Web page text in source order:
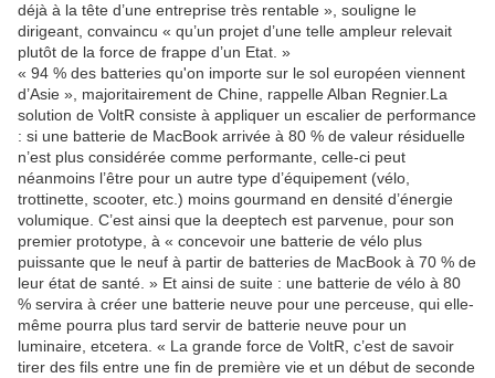
déjà à la tête d’une entreprise très rentable », souligne le
dirigeant, convaincu « qu’un projet d’une telle ampleur relevait
plutôt de la force de frappe d’un Etat. »
« 94 % des batteries qu'on importe sur le sol européen viennent
d’Asie », majoritairement de Chine, rappelle Alban Regnier.La
solution de VoltR consiste à appliquer un escalier de performance
: si une batterie de MacBook arrivée à 80 % de valeur résiduelle
n’est plus considérée comme performante, celle-ci peut
néanmoins l’être pour un autre type d’équipement (vélo,
trottinette, scooter, etc.) moins gourmand en densité d’énergie
volumique. C’est ainsi que la deeptech est parvenue, pour son
premier prototype, à « concevoir une batterie de vélo plus
puissante que le neuf à partir de batteries de MacBook à 70 % de
leur état de santé. » Et ainsi de suite : une batterie de vélo à 80
% servira à créer une batterie neuve pour une perceuse, qui elle-
même pourra plus tard servir de batterie neuve pour un
luminaire, etcetera. « La grande force de VoltR, c’est de savoir
tirer des fils entre une fin de première vie et un début de seconde